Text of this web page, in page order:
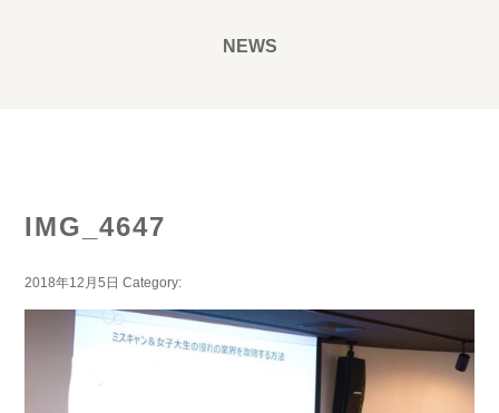
NEWS
IMG_4647
2018年12月5日 Category: